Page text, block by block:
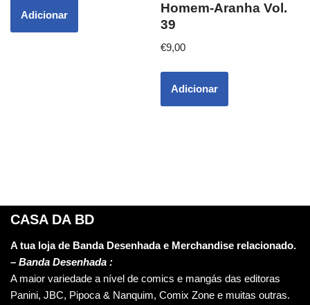
Adicionar
Homem-Aranha Vol.
39
€9,00
Adicionar
CASA DA BD
A tua loja de Banda Desenhada e Merchandise relacionado.
– Banda Desenhada :
A maior variedade a nível de comics e mangás das editoras
Panini, JBC, Pipoca & Nanquim, Comix Zone e muitas outras.